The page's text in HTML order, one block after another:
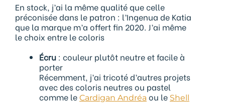
En stock, j’ai la même qualité que celle
préconisée dans le patron : l’Ingenua de Katia
que la marque m’a offert fin 2020. J’ai même
le choix entre le coloris
Écru : couleur plutôt neutre et facile à
porter
Récemment, j’ai tricoté d’autres projets
avec des coloris neutres ou pastel
comme le Cardigan Andréaou le Shell